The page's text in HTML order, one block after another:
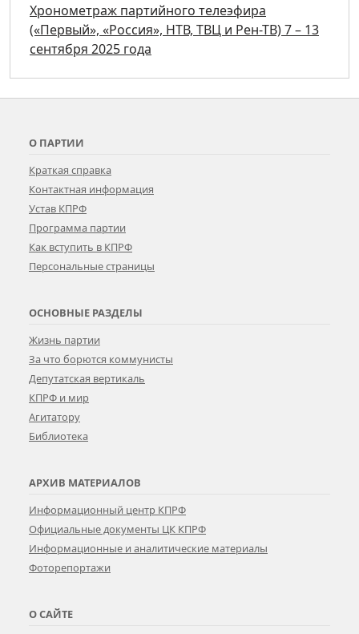
Хронометраж партийного телеэфира
(«Первый», «Россия», НТВ, ТВЦ и Рен-ТВ) 7 – 13
сентября 2025 года
О ПАРТИИ
Краткая справка
Контактная информация
Устав КПРФ
Программа партии
Как вступить в КПРФ
Персональные страницы
ОСНОВНЫЕ РАЗДЕЛЫ
Жизнь партии
За что борются коммунисты
Депутатская вертикаль
КПРФ и мир
Агитатору
Библиотека
АРХИВ МАТЕРИАЛОВ
Информационный центр КПРФ
Официальные документы ЦК КПРФ
Информационные и аналитические материалы
Фоторепортажи
О САЙТЕ